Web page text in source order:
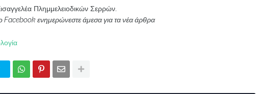
Πλημμελειοδικών Σερρών.
Facebook ενημερώνεστε άμεσα για τα νέα άρθρα